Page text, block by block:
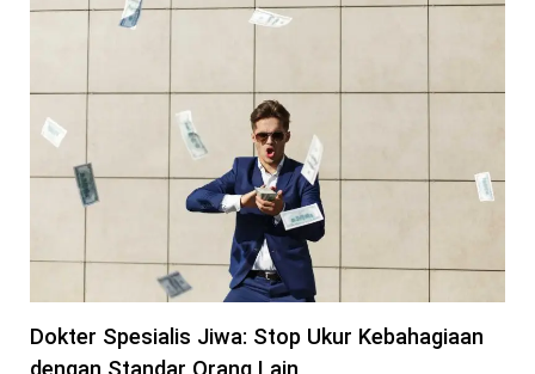
Dokter Spesialis Jiwa: Stop Ukur Kebahagiaan
dengan Standar Orang Lain